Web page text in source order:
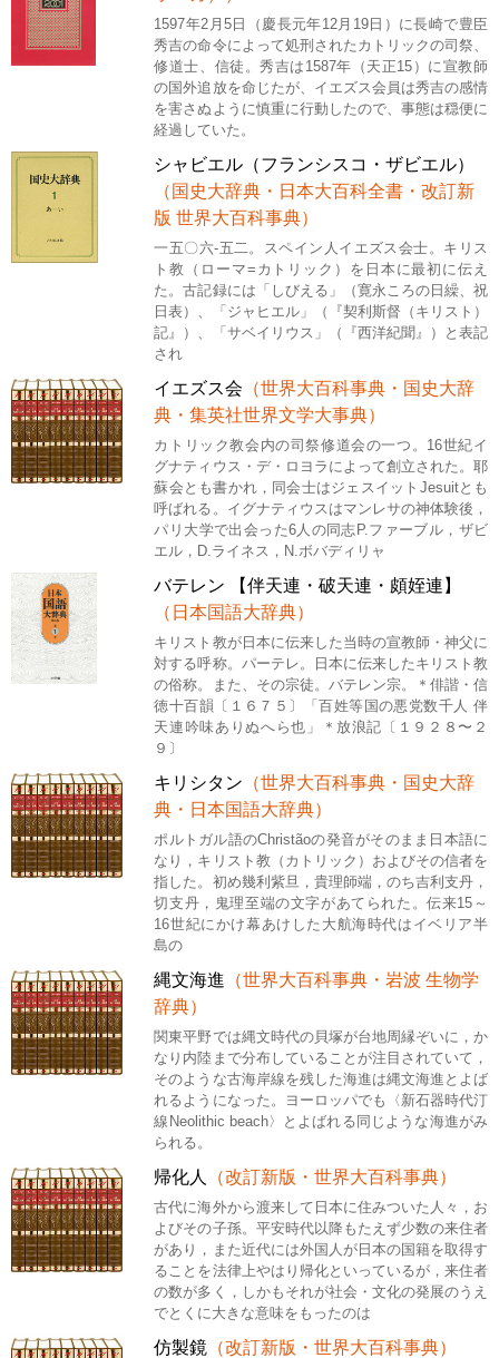
1597年2月5日（慶長元年12月19日）に長崎で豊臣
秀吉の命令によって処刑されたカトリックの司祭、
修道士、信徒。秀吉は1587年（天正15）に宣教師
の国外追放を命じたが、イエズス会員は秀吉の感情
を害さぬように慎重に行動したので、事態は穏便に
経過していた。
シャビエル（フランシスコ・ザビエル）
（国史大辞典・日本大百科全書・改訂新
版 世界大百科事典）
一五〇六-五二。スペイン人イエズス会士。キリス
ト教（ローマ=カトリック）を日本に最初に伝え
た。古記録には「しびえる」（寛永ころの日繰、祝
日表）、「ジャヒエル」（『契利斯督（キリスト）
記』）、「サベイリウス」（『西洋紀聞』）と表記
され
イエズス会 （世界大百科事典・国史大辞
典・集英社世界文学大事典）
カトリック教会内の司祭修道会の一つ。16世紀イ
グナティウス・デ・ロヨラによって創立された。耶
蘇会とも書かれ，同会士はジェスイットJesuitとも
呼ばれる。イグナティウスはマンレサの神体験後，
パリ大学で出会った6人の同志P.ファーブル，ザビ
エル，D.ライネス，N.ボバディリャ
バテレン 【伴天連・破天連・頗姪連】
（日本国語大辞典）
キリスト教が日本に伝来した当時の宣教師・神父に
対する呼称。パーテレ。日本に伝来したキリスト教
の俗称。また、その宗徒。バテレン宗。＊俳諧・信
徳十百韻〔１６７５〕「百姓等国の悪党数千人 伴
天連吟味ありぬへら也」＊放浪記〔１９２８〜２
９〕
キリシタン （世界大百科事典・国史大辞
典・日本国語大辞典）
ポルトガル語のChristãoの発音がそのまま日本語に
なり，キリスト教（カトリック）およびその信者を
指した。初め幾利紫旦，貴理師端，のち吉利支丹，
切支丹，鬼理至端の文字があてられた。伝来15～
16世紀にかけ幕あけした大航海時代はイベリア半
島の
縄文海進 （世界大百科事典・岩波 生物学
辞典）
関東平野では縄文時代の貝塚が台地周縁ぞいに，か
なり内陸まで分布していることが注目されていて，
そのような古海岸線を残した海進は縄文海進とよば
れるようになった。ヨーロッパでも〈新石器時代汀
線Neolithic beach〉とよばれる同じような海進がみ
られる。
帰化人 （改訂新版・世界大百科事典）
古代に海外から渡来して日本に住みついた人々，お
よびその子孫。平安時代以降もたえず少数の来住者
があり，また近代には外国人が日本の国籍を取得す
ることを法律上やはり帰化といっているが，来住者
の数が多く，しかもそれが社会・文化の発展のうえ
でとくに大きな意味をもったのは
仿製鏡 （改訂新版・世界大百科事典）